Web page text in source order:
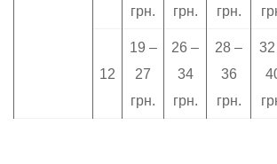
грн.
грн.
грн.
12
19 –
27
грн.
26 –
34
грн.
28 –
36
грн.